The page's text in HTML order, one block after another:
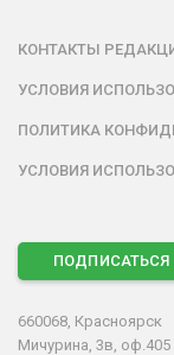
КОНТАКТЫ
УСЛОВИЯ
ПОЛИТИКА
УСЛОВИЯ
ПОДПИСАТЬСЯ
660068, Красноярск
Мичурина, 3в, оф.405